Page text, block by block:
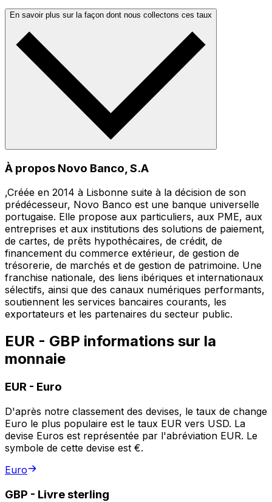
En savoir plus sur la façon dont nous collectons ces taux
À propos Novo Banco, S.A
,Créée en 2014 à Lisbonne suite à la décision de son
prédécesseur, Novo Banco est une banque universelle
portugaise. Elle propose aux particuliers, aux PME, aux
entreprises et aux institutions des solutions de paiement,
de cartes, de prêts hypothécaires, de crédit, de
financement du commerce extérieur, de gestion de
trésorerie, de marchés et de gestion de patrimoine. Une
franchise nationale, des liens ibériques et internationaux
sélectifs, ainsi que des canaux numériques performants,
soutiennent les services bancaires courants, les
exportateurs et les partenaires du secteur public.
EUR - GBP informations sur la
monnaie
EUR - Euro
D'après notre classement des devises, le taux de change
Euro le plus populaire est le taux EUR vers USD. La
devise Euros est représentée par l'abréviation EUR. Le
symbole de cette devise est €.
Euro
GBP - Livre sterling